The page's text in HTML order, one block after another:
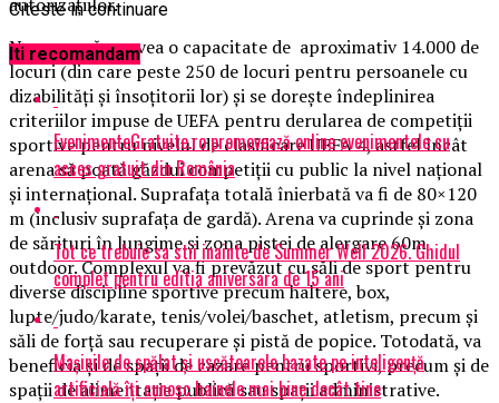
Noua arenă va avea o capacitate de aproximativ 14.000 de
locuri (din care peste 250 de locuri pentru persoanele cu
dizabilităţi şi însoţitorii lor) şi se doreşte îndeplinirea
criteriilor impuse de UEFA pentru derularea de competiţii
sportive pentru nivelul de clasificare UEFA 4, astfel încât
arena să poată găzdui competiţii cu public la nivel naţional
şi internaţional. Suprafaţa totală înierbată va fi de 80×120
m (inclusiv suprafaţa de gardă). Arena va cuprinde şi zona
de sărituri în lungime şi zona pistei de alergare 60m
outdoor. Complexul va fi prevăzut cu săli de sport pentru
diverse discipline sportive precum haltere, box,
lupte/judo/karate, tenis/volei/baschet, atletism, precum şi
săli de forţă sau recuperare şi pistă de popice. Totodată, va
beneficia şi de spaţii de cazare pentru sportivi, precum şi de
spaţii de alimentaţie publică sau spaţii administrative.
Citeste in continuare
Iti recomandam
EvenimenteGratuite.ro promovează online evenimentele cu
acces gratuit din România
Tot ce trebuie sa stii inainte de Summer Well 2026. Ghidul
complet pentru editia aniversara de 15 ani
Mașinile de spălat și uscătoarele bazate pe inteligență
artificială îți cunosc hainele mai bine decât tine